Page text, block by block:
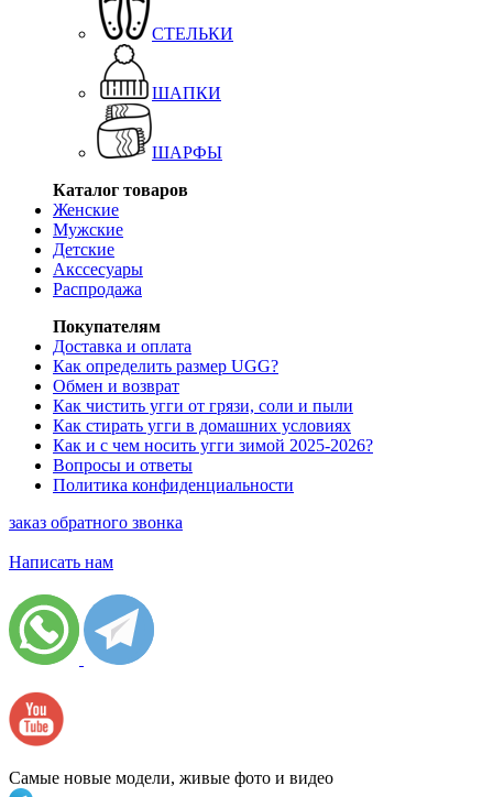
СТЕЛЬКИ
ШАПКИ
ШАРФЫ
Каталог товаров
Женские
Мужские
Детские
Акссесуары
Распродажа
Покупателям
Доставка и оплата
Как определить размер UGG?
Обмен и возврат
Как чистить угги от грязи, соли и пыли
Как стирать угги в домашних условиях
Как и с чем носить угги зимой 2025-2026?
Вопросы и ответы
Политика конфиденциальности
заказ обратного звонка
Написать нам
Самые новые модели, живые фото и видео